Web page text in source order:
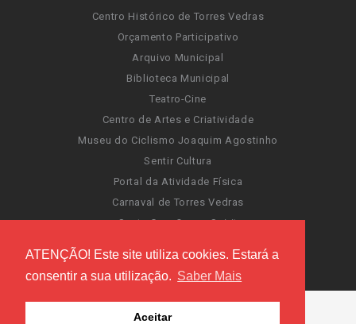
ATENÇÃO! Este site utiliza cookies. Estará a
consentir a sua utilização. Saber Mais
Aceitar
Centro Histórico de Torres Vedras
Orçamento Participativo
Arquivo Municipal
Biblioteca Municipal
Teatro-Cine
Centro de Artes e Criatividade
Museu do Ciclismo Joaquim Agostinho
Sentir Cultura
Portal da Atividade Física
Carnaval de Torres Vedras
Santa Cruz Ocean Spirit